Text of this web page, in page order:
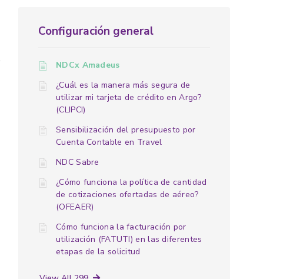
Configuración general
NDCx Amadeus
¿Cuál es la manera más segura de
utilizar mi tarjeta de crédito en Argo?
(CLIPCI)
Sensibilización del presupuesto por
Cuenta Contable en Travel
NDC Sabre
¿Cómo funciona la política de cantidad
de cotizaciones ofertadas de aéreo?
(OFEAER)
Cómo funciona la facturación por
utilización (FATUTI) en las diferentes
etapas de la solicitud